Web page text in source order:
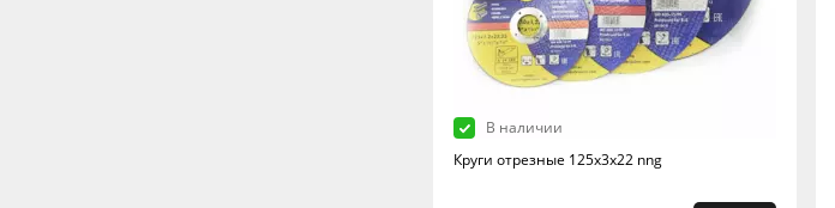
В наличии
Круги отрезные 125х3х22 nng